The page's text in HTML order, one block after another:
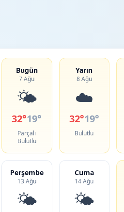
Bugün
7 Ağu
🌤️
32°19°
Parçalı
Bulutlu
Yarın
8 Ağu
☁️
32°19°
Bulutlu
Perşembe
13 Ağu
🌤️
Cuma
14 Ağu
🌤️